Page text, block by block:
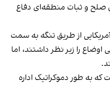
و ثبات منطقه‌ای دفاع
از طریق تنگه به ​​سمت
را زیر نظر داشتند، اما
به طور دموکراتیک اداره